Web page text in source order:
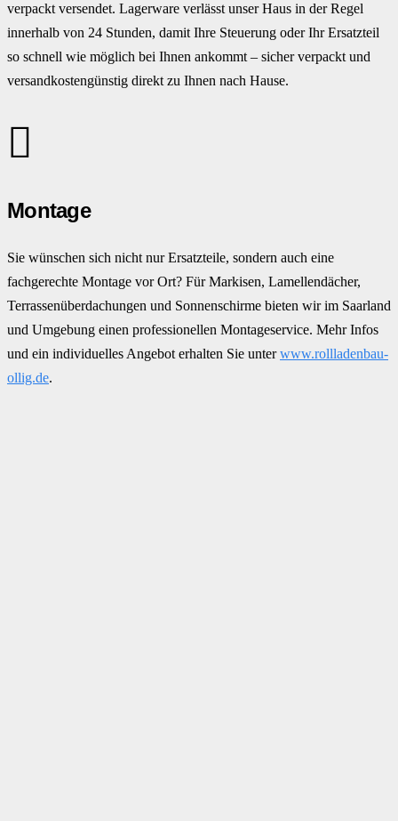
verpackt versendet. Lagerware verlässt unser Haus in der Regel
innerhalb von 24 Stunden, damit Ihre Steuerung oder Ihr Ersatzteil
so schnell wie möglich bei Ihnen ankommt – sicher verpackt und
versandkostengünstig direkt zu Ihnen nach Hause.
Montage
Sie wünschen sich nicht nur Ersatzteile, sondern auch eine
fachgerechte Montage vor Ort? Für Markisen, Lamellendächer,
Terrassenüberdachungen und Sonnenschirme bieten wir im Saarland
und Umgebung einen professionellen Montageservice. Mehr Infos
und ein individuelles Angebot erhalten Sie unterwww.rollladenbau-
ollig.de.